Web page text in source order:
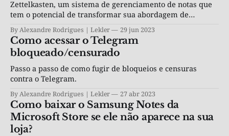
Zettelkasten, um sistema de gerenciamento de notas que
tem o potencial de transformar sua abordagem de
aprendizado e pesquisa.
By Alexandre Rodrigues | Lekler 29 jun 2023
Como acessar o Telegram
bloqueado/censurado
Passo a passo de como fugir de bloqueios e censuras
contra o Telegram.
By Alexandre Rodrigues | Lekler 27 abr 2023
Como baixar o Samsung Notes da
Microsoft Store se ele não aparece na sua
loja?